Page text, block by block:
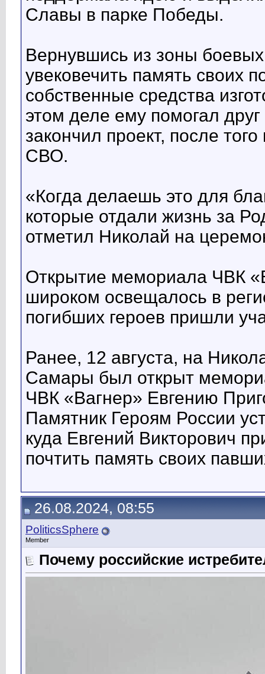
Славы в парке Победы.
Вернувшись из зоны
увековечить память своих
собственные средства
этом деле ему помогал
закончил проект, после
СВО.
«Когда делаешь это для
которые отдали жизнь за
отметил Николай на
Открытие мемориала ЧВК
широком освещалось в
погибших героев пришли
Ранее, 12 августа, на
Самары был открыт
ЧВК «Вагнер» Евгению
Памятник Героям России
куда Евгений Викторович
почтить память своих
26.08.2024, 08:55
PoliticsSphere
Member
Почему российские